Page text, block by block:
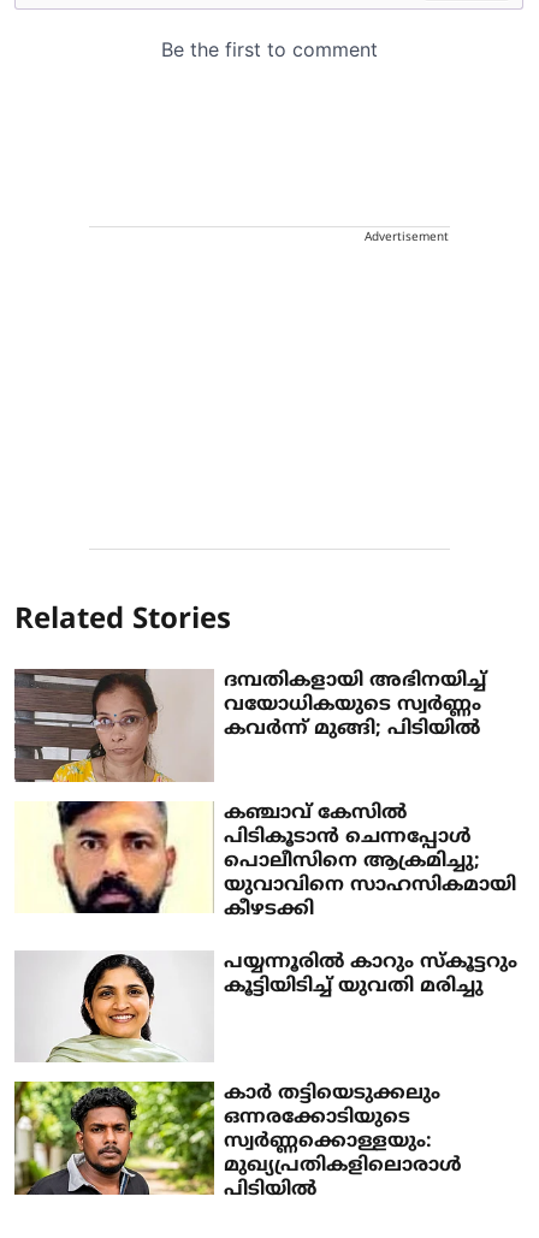
Advertisement
Related Stories
ദമ്പതികളായി അഭിനയിച്ച്
വയോധികയുടെ സ്വർണ്ണം
കവർന്ന് മുങ്ങി; പിടിയിൽ
കഞ്ചാവ് കേസിൽ
പിടികൂടാൻ ചെന്നപ്പോൾ
പൊലീസിനെ ആക്രമിച്ചു;
യുവാവിനെ സാഹസികമായി
കീഴടക്കി
പയ്യന്നൂരിൽ കാറും സ്കൂട്ടറും
കൂട്ടിയിടിച്ച് യുവതി മരിച്ചു
കാർ തട്ടിയെടുക്കലും
ഒന്നരക്കോടിയുടെ
സ്വർണ്ണക്കൊള്ളയും:
മുഖ്യപ്രതികളിലൊരാൾ
പിടിയിൽ